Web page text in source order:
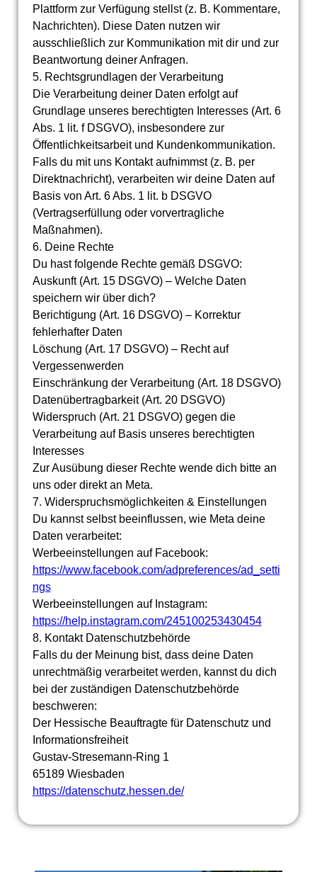
Plattform zur Verfügung stellst (z. B. Kommentare,
Nachrichten). Diese Daten nutzen wir
ausschließlich zur Kommunikation mit dir und zur
Beantwortung deiner Anfragen.
5. Rechtsgrundlagen der Verarbeitung
Die Verarbeitung deiner Daten erfolgt auf
Grundlage unseres berechtigten Interesses (Art. 6
Abs. 1 lit. f DSGVO), insbesondere zur
Öffentlichkeitsarbeit und Kundenkommunikation.
Falls du mit uns Kontakt aufnimmst (z. B. per
Direktnachricht), verarbeiten wir deine Daten auf
Basis von Art. 6 Abs. 1 lit. b DSGVO
(Vertragserfüllung oder vorvertragliche
Maßnahmen).
6. Deine Rechte
Du hast folgende Rechte gemäß DSGVO:
Auskunft (Art. 15 DSGVO) – Welche Daten
speichern wir über dich?
Berichtigung (Art. 16 DSGVO) – Korrektur
fehlerhafter Daten
Löschung (Art. 17 DSGVO) – Recht auf
Vergessenwerden
Einschränkung der Verarbeitung (Art. 18 DSGVO)
Datenübertragbarkeit (Art. 20 DSGVO)
Widerspruch (Art. 21 DSGVO) gegen die
Verarbeitung auf Basis unseres berechtigten
Interesses
Zur Ausübung dieser Rechte wende dich bitte an
uns oder direkt an Meta.
7. Widerspruchsmöglichkeiten & Einstellungen
Du kannst selbst beeinflussen, wie Meta deine
Daten verarbeitet:
Werbeeinstellungen auf Facebook:
https://www.facebook.com/adpreferences/ad_setti
ngs
Werbeeinstellungen auf Instagram:
https://help.instagram.com/245100253430454
8. Kontakt Datenschutzbehörde
Falls du der Meinung bist, dass deine Daten
unrechtmäßig verarbeitet werden, kannst du dich
bei der zuständigen Datenschutzbehörde
beschweren:
Der Hessische Beauftragte für Datenschutz und
Informationsfreiheit
Gustav-Stresemann-Ring 1
65189 Wiesbaden
https://datenschutz.hessen.de/